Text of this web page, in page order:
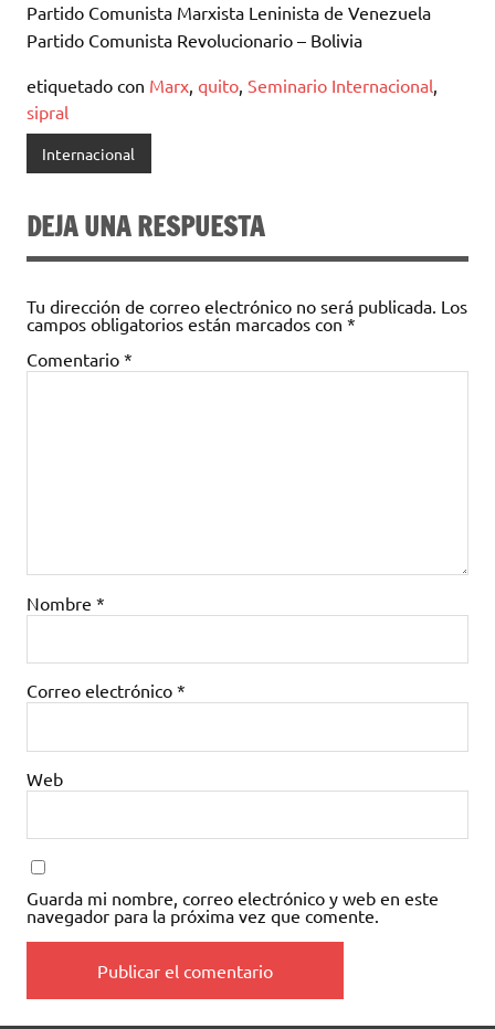
Partido Comunista Marxista Leninista de Venezuela
Partido Comunista Revolucionario – Bolivia
etiquetado con Marx, quito, Seminario Internacional,
sipral
Internacional
DEJA UNA RESPUESTA
Tu dirección de correo electrónico no será publicada. Los
campos obligatorios están marcados con *
Comentario *
Nombre *
Correo electrónico *
Web
Guarda mi nombre, correo electrónico y web en este
navegador para la próxima vez que comente.